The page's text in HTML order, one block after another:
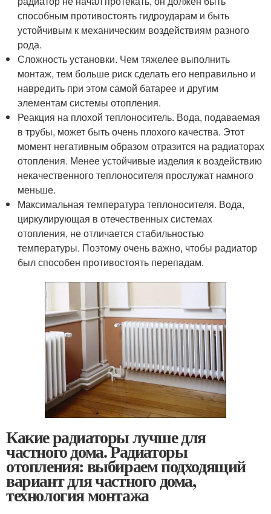
способным противостоять гидроударам и быть
устойчивым к механическим воздействиям разного
рода.
Сложность установки. Чем тяжелее выполнить
монтаж, тем больше риск сделать его неправильно и
навредить при этом самой батарее и другим
элементам системы отопления.
Реакция на плохой теплоноситель. Вода, подаваемая
в трубы, может быть очень плохого качества. Этот
момент негативным образом отразится на радиаторах
отопления. Менее устойчивые изделия к воздействию
некачественного теплоносителя прослужат намного
меньше.
Максимальная температура теплоносителя. Вода,
циркулирующая в отечественных системах
отопления, не отличается стабильностью
температуры. Поэтому очень важно, чтобы радиатор
был способен противостоять перепадам.
Какие радиаторы лучше для
частного дома. Радиаторы
отопления: выбираем подходящий
вариант для частного дома,
технология монтажа